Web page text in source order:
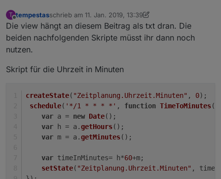
T
Offline
tempestasschrieb am 11. Jan. 2019, 13:39
zuletzt editiert von Jey Cee
Die view hängt an diesem Beitrag als txt dran. Die
beiden nachfolgenden Skripte müsst ihr dann noch
nutzen.
Skript für die Uhrzeit in Minuten
createState( "Zeitplanung.Uhrzeit.Minuten" , 0);
schedule( '*/1 * * * *' , function TimeToMinutes(
var a = new Date();
var h = a.getHours();
var m = a.getMinutes();
var timeInMinutes= h*60+m;
setState( "Zeitplanung.Uhrzeit.Minuten" ,